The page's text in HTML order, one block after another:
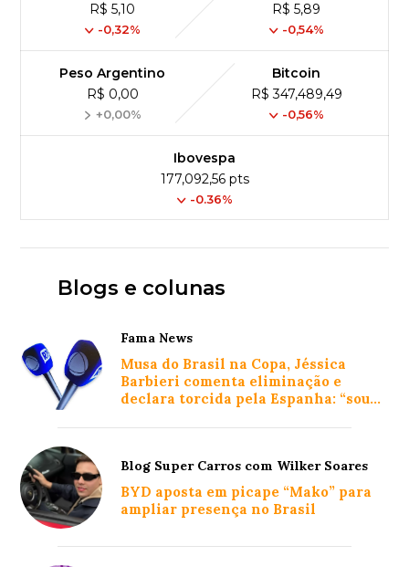
R$ 5,10
-0,32%
R$ 5,89
-0,54%
Peso Argentino
R$ 0,00
+0,00%
Bitcoin
R$ 347,489,49
-0,56%
Ibovespa
177,092,56 pts
-0.36%
Blogs e colunas
Fama News
Musa do Brasil na Copa, Jéssica
Barbieri comenta eliminação e
declara torcida pela Espanha: “sou
Blog Super Carros com Wilker Soares
BYD aposta em picape “Mako” para
ampliar presença no Brasil